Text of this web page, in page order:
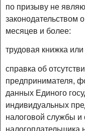
по призыву не
законодательством
месяцев и более:
трудовая книжка
справка об
предпринимателя,
данных Единого
индивидуальных
налоговой службы и
налогоплательщика